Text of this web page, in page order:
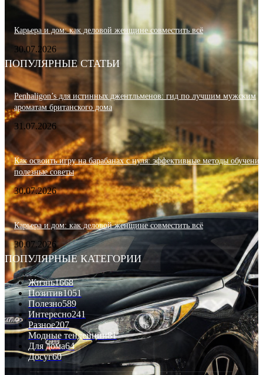
Карьера и дом: как деловой женщине совместить всё
30.07.2026
ПОПУЛЯРНЫЕ СТАТЬИ
Penhaligon’s для истинных джентльменов: гид по лучшим мужским
ароматам британского дома
31.07.2026
Как освоить игру на барабанах с нуля: эффективные методы
полезные советы
30.07.2026
Карьера и дом: как деловой женщине совместить всё
30.07.2026
ПОПУЛЯРНЫЕ КАТЕГОРИИ
Жизнь1668
Позитив1051
Полезно589
Интересно241
Разное207
Модные тенденции81
Для дома64
Досуг60